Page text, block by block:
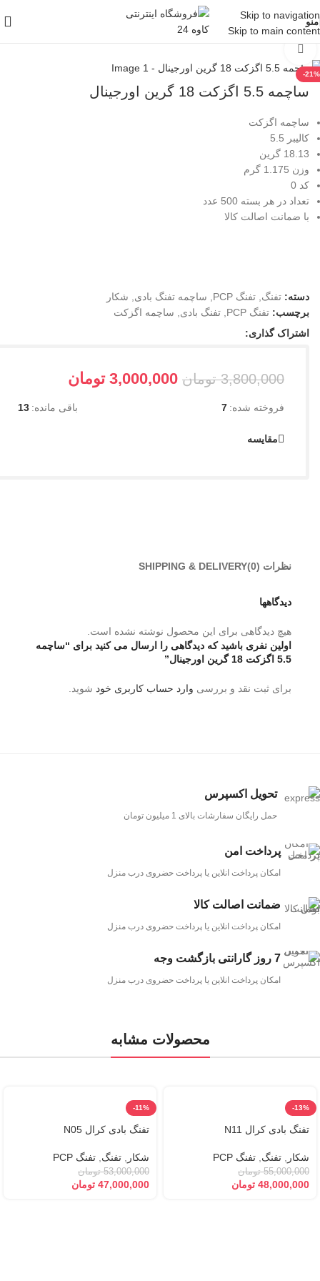
Skip to navigation
Skip to main content
منو
خانه/شکار/تفنگ /تفنگ PCP
-21%
ساچمه 5.5 اگزکت 18 گرین اورجینال
ساچمه اگزکت
کالیبر 5.5
18.13 گرین
وزن 1.175 گرم
کد 0
تعداد در هر بسته 500 عدد
با ضمانت اصالت کالا
دسته: تفنگ, تفنگ PCP , ساچمه تفنگ بادی, شکار
برچسب: تفنگ PCP , تفنگ بادی, ساچمه اگزکت
اشتراک گذاری:
3,800,000 تومان 3,000,000 تومان
فروخته شده: 7 باقی مانده: 13
مقایسه
نظرات (0) SHIPPING & DELIVERY
دیدگاهها
هیچ دیدگاهی برای این محصول نوشته نشده است.
اولین نفری باشید که دیدگاهی را ارسال می کنید برای “ساچمه
5.5 اگزکت 18 گرین اورجینال”
برای ثبت نقد و بررسی وارد حساب کاربری خود شوید.
تحویل اکسپرس
حمل رایگان سفارشات بالای 1 میلیون تومان
پرداخت امن
امکان پرداخت انلاین یا پرداخت حضروی درب منزل
ضمانت اصالت کالا
امکان پرداخت انلاین یا پرداخت حضروی درب منزل
7 روز گارانتی بازگشت وجه
امکان پرداخت انلاین یا پرداخت حضروی درب منزل
محصولات مشابه
-13%
تفنگ بادی کرال N11
شکار تفنگ تفنگ PCP
55,000,000 تومان
48,000,000 تومان
-11%
تفنگ بادی کرال N05
شکار تفنگ تفنگ PCP
53,000,000 تومان
47,000,000 تومان